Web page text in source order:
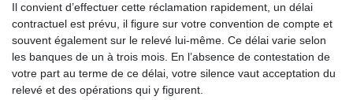
Il convient d’effectuer cette réclamation rapidement, un délai
contractuel est prévu, il figure sur votre convention de compte et
souvent également sur le relevé lui-même. Ce délai varie selon
les banques de un à trois mois. En l’absence de contestation de
votre part au terme de ce délai, votre silence vaut acceptation du
relevé et des opérations qui y figurent.